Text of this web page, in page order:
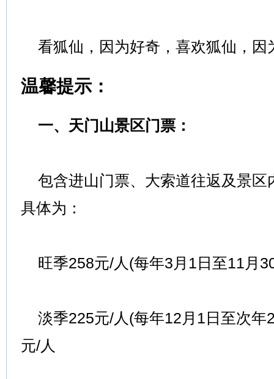
看狐仙，因为好奇，喜欢狐仙，因
温馨提示：
一、天门山景区门票：
包含进山门票、大索道往返及景区
具体为：
旺季258元/人(每年3月1日至11月
淡季225元/人(每年12月1日至次年
元/人